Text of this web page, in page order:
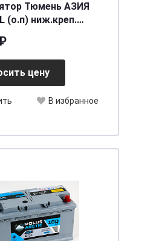
Тюмень АЗИЯ
(о.п) ниж.креп.
цену
В избранное